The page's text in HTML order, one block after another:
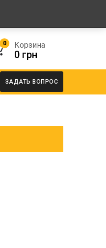
Вс - выходные
Корзина
0
0 грн
ЗАДАТЬ ВОПРОС